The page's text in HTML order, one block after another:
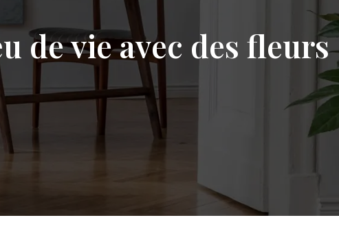
de vie avec des fleurs